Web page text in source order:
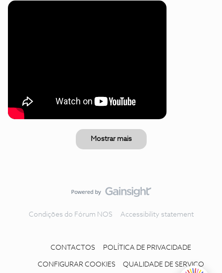
Mostrar mais
Condições do Fórum NOS Accessibility statement
CONTACTOS POLÍTICA DE PRIVACIDADE
CONFIGURAR COOKIES QUALIDADE DE SERVIÇO